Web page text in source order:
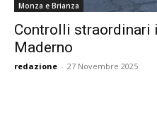
Monza e Brianza
Controlli straordinari
Maderno
redazione - 27 Novembre 2025